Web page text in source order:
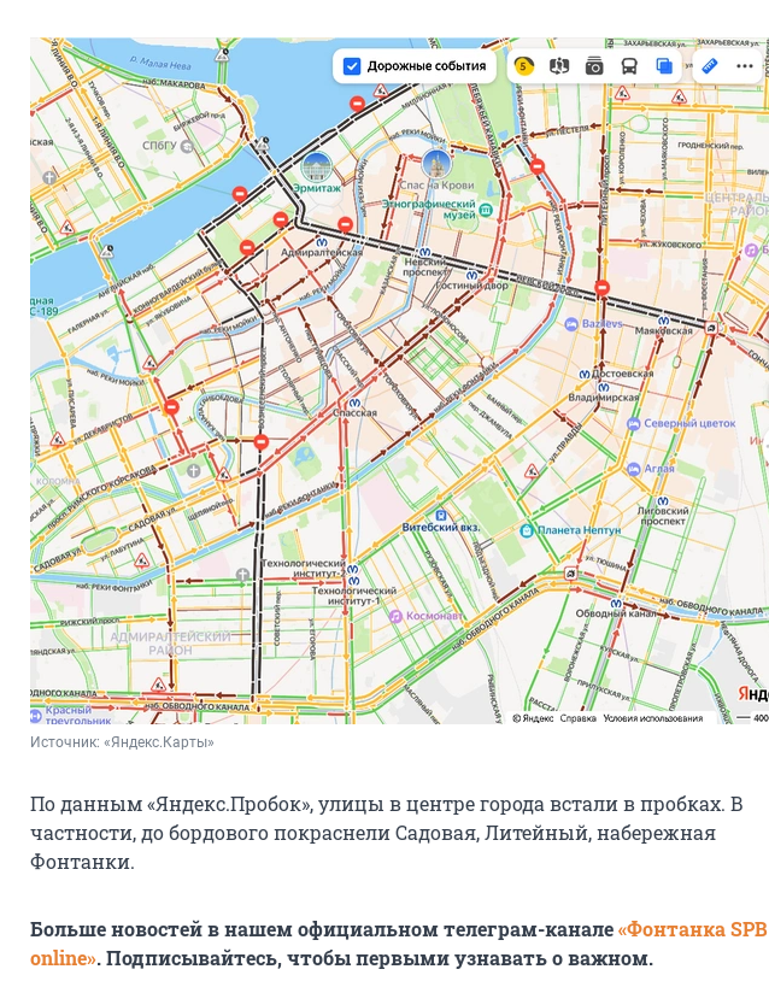
Источник: «Яндекс.Карты»
По данным «Яндекс.Пробок», улицы в центре города встали в пробках. В
частности, до бордового покраснели Садовая, Литейный, набережная
Фонтанки.
Больше новостей в нашем официальном телеграм-канале«Фонтанка SPB
online». Подписывайтесь, чтобы первыми узнавать о важном.